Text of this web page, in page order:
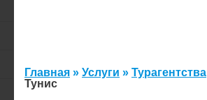
Главная » Услуги » Турагентства
Тунис